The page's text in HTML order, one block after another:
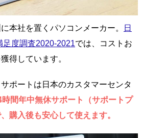
本社を置くパソコンメーカー。
日
足度調査2020-2021では、コストお
得しています。
ポートは日本のカスタマーセンタ
時間年中無休サポート（サポートプ
購入後も安心して使えます。